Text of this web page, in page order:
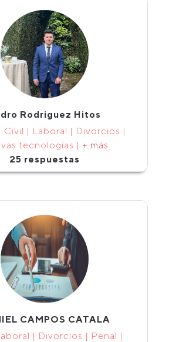
Rodriguez Hitos
Civil | Laboral | Divorcios |
tecnologías | + más
25 respuestas
CAMPOS CATALA
| Divorcios | Penal |